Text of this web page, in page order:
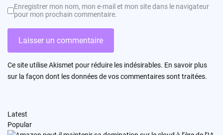
Enregistrer mon nom, mon e-mail et mon site dans le navigateur
pour mon prochain commentaire.
Ce site utilise Akismet pour réduire les indésirables. En savoir plus
sur la façon dont les données de vos commentaires sont traitées.
Latest
Popular